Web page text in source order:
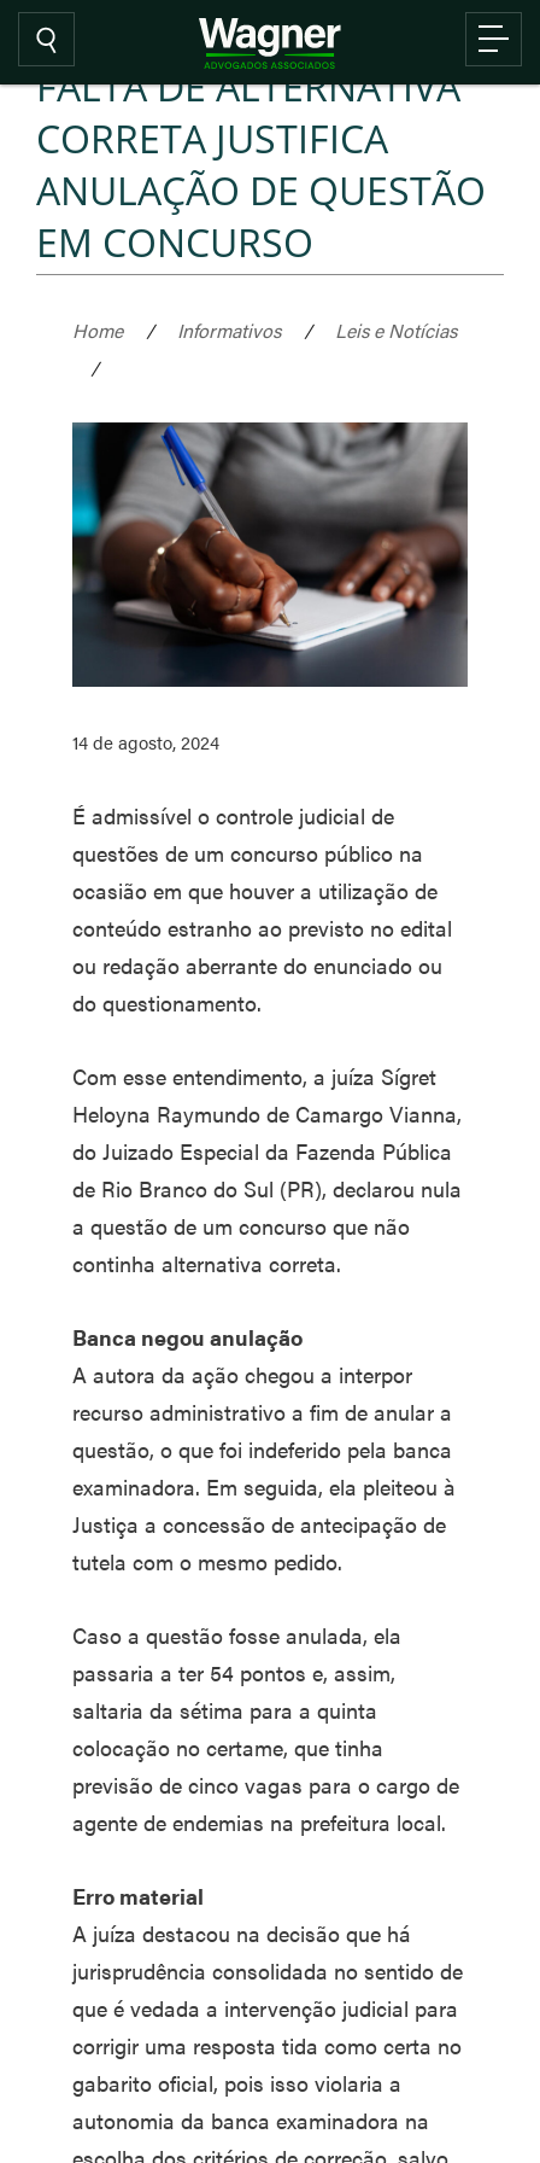
FALTA DE ALTERNATIVA
CORRETA JUSTIFICA
ANULAÇÃO DE QUESTÃO
EM CONCURSO
Home / Informativos /
Leis e Notícias
/
14 de agosto, 2024
É admissível o controle judicial de
questões de um concurso público na
ocasião em que houver a utilização de
conteúdo estranho ao previsto no edital
ou redação aberrante do enunciado ou
do questionamento.
Com esse entendimento, a juíza Sígret
Heloyna Raymundo de Camargo Vianna,
do Juizado Especial da Fazenda Pública
de Rio Branco do Sul (PR), declarou nula
a questão de um concurso que não
continha alternativa correta.
Banca negou anulação
A autora da ação chegou a interpor
recurso administrativo a fim de anular a
questão, o que foi indeferido pela banca
examinadora. Em seguida, ela pleiteou à
Justiça a concessão de antecipação de
tutela com o mesmo pedido.
Caso a questão fosse anulada, ela
passaria a ter 54 pontos e, assim,
saltaria da sétima para a quinta
colocação no certame, que tinha
previsão de cinco vagas para o cargo de
agente de endemias na prefeitura local.
Erro material
A juíza destacou na decisão que há
jurisprudência consolidada no sentido de
que é vedada a intervenção judicial para
corrigir uma resposta tida como certa no
gabarito oficial, pois isso violaria a
autonomia da banca examinadora na